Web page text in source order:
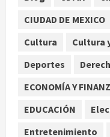
CIUDAD DE MEXICO
Cultura
Cultura
Deportes
ECONOMÍA Y
EDUCACIÓN
Entretenimiento